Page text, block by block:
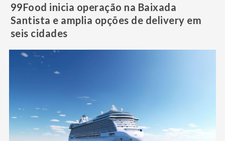
99Food inicia operação na Baixada
Santista e amplia opções de delivery em
seis cidades